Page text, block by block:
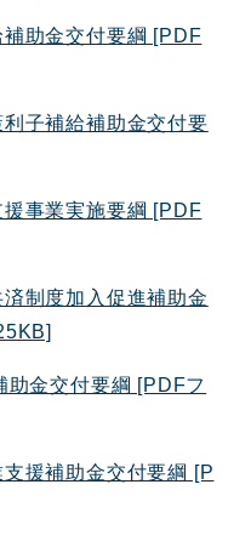
助金交付要綱 [PDF
子補給補助金交付要
事業実施要綱 [PDF
制度加入促進補助金
助金交付要綱 [PDFフ
援補助金交付要綱 [P